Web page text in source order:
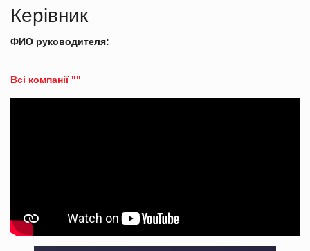
Керівник
ФИО руководителя:
Всі компанії ""